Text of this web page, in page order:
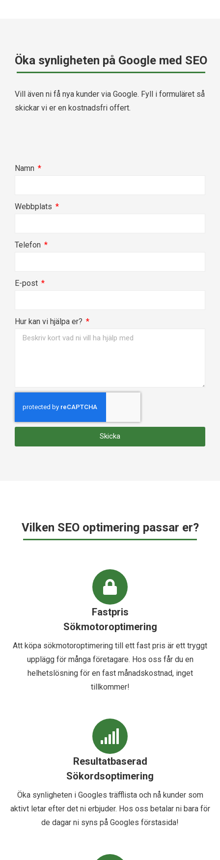
Öka synligheten på Google med SEO
Vill även ni få nya kunder via Google. Fyll i formuläret så
skickar vi er en kostnadsfri offert.
Namn
Webbplats
Telefon
E-post
Hur kan vi hjälpa er?
Skicka
Vilken SEO optimering passar er?
Fastpris
Sökmotoroptimering
Att köpa sökmotoroptimering till ett fast pris är ett tryggt
upplägg för många företagare. Hos oss får du en
helhetslösning för en fast månadskostnad, inget
tillkommer!
Resultatbaserad
Sökordsoptimering
Öka synligheten i Googles träfflista och nå kunder som
aktivt letar efter det ni erbjuder. Hos oss betalar ni bara för
de dagar ni syns på Googles förstasida!